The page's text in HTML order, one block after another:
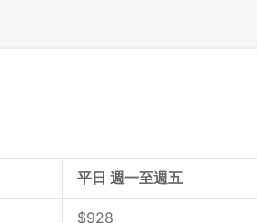
平日 週一至週五
$928